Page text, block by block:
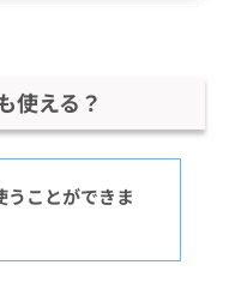
使える？
ことができま